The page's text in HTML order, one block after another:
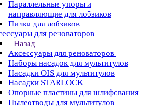
Параллельные упоры и
направляющие для лобзиков
Пилки для лобзиков
для реноваторов
Назад
Аксессуары для реноваторов
Наборы насадок для мультитулов
Насадки OIS для мультитулов
Насадки STARLOCK
Опорные пластины для шлифования
Пылеотводы для мультитулов